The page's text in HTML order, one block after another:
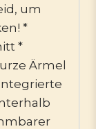
um
*
*
Ärmel